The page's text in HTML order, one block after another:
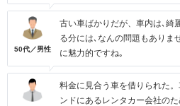
50代／男性
古い車ばかりだが、車内は､綺
る分には､なんの問題もありま
に魅力的ですね｡
料金に見合う車を借りられた
ンドにあるレンタカー会社の